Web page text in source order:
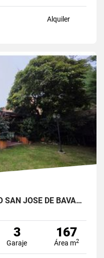
Alquiler
CASA EN VENTA - ARRIENDO SAN JOSÉ DE BAVARIA
3
Garaje
167
Área m2